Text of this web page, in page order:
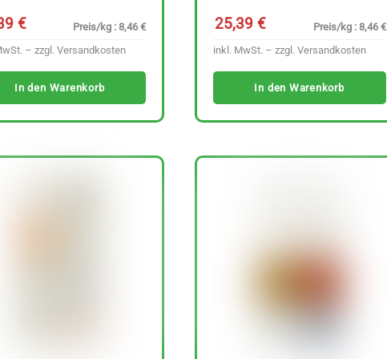
€
Preis/kg : 8,46 €
– zzgl.Versandkosten
In den Warenkorb
25,39 €
Preis/kg : 8,46 €
inkl. MwSt. – zzgl. Versandkosten
In den Warenkorb